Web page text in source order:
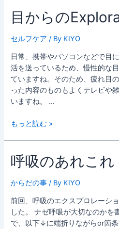
違
い
目からの
セルフケア / By KIYO
日常、携帯やパソコンなどで目
活を送っているため、慢性的な
ていますね。そのため、疲れ目
った内容のものもよくテレビや
いますね。 …
目
の
Exploration
もっと読む »
呼吸のあれこれ
からだの事 / By KIYO
前回、呼吸のエクスプロレーシ
した。 ナゼ呼吸が大切なのかを
で、以下↓に端折りながらor箇